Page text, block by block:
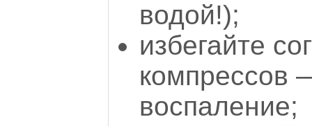
водой!);
избегайте
компрессов
воспаление;